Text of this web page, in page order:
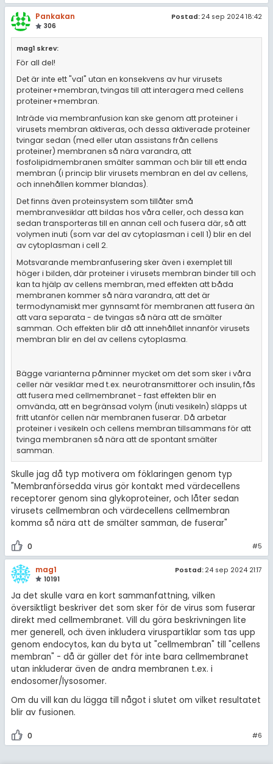
Pankakan
306
Postad: 24 sep 2024 18:42
mag1 skrev:
För all del!
Det är inte ett "val" utan en konsekvens av hur virusets
proteiner+membran, tvingas till att interagera med cellens
proteiner+membran.
Inträde via membranfusion kan ske genom att proteiner i
virusets membran aktiveras, och dessa aktiverade proteiner
tvingar sedan (med eller utan assistans från cellens
proteiner) membranen så nära varandra, att
fosfolipidmembranen smälter samman och blir till ett enda
membran (i princip blir virusets membran en del av cellens,
och innehållen kommer blandas).
Det finns även proteinsystem som tillåter små
membranvesiklar att bildas hos våra celler, och dessa kan
sedan transporteras till en annan cell och fusera där, så att
volymen inuti (som var del av cytoplasman i cell 1) blir en del
av cytoplasman i cell 2.
Motsvarande membranfusering sker även i exemplet till
höger i bilden, där proteiner i virusets membran binder till och
kan ta hjälp av cellens membran, med effekten att båda
membranen kommer så nära varandra, att det är
termodynamiskt mer gynnsamt för membranen att fusera än
att vara separata - de tvingas så nära att de smälter
samman. Och effekten blir då att innehållet innanför virusets
membran blir en del av cellens cytoplasma.
Bägge varianterna påminner mycket om det som sker i våra
celler när vesiklar med t.ex. neurotransmittorer och insulin, fås
att fusera med cellmembranet - fast effekten blir en
omvända, att en begränsad volym (inuti vesikeln) släpps ut
fritt utanför cellen när membranen fuserar. Då arbetar
proteiner i vesikeln och cellens membran tillsammans för att
tvinga membranen så nära att de spontant smälter
samman.
Skulle jag då typ motivera om föklaringen genom typ
"Membranförsedda virus gör kontakt med värdecellens
receptorer genom sina glykoproteiner, och låter sedan
virusets cellmembran och värdecellens cellmembran
komma så nära att de smälter samman, de fuserar"
0 #5
mag1
10191
Postad: 24 sep 2024 21:17
Ja det skulle vara en kort sammanfattning, vilken
översiktligt beskriver det som sker för de virus som fuserar
direkt med cellmembranet. Vill du göra beskrivningen lite
mer generell, och även inkludera viruspartiklar som tas upp
genom endocytos, kan du byta ut "cellmembran" till "cellens
membran" - då är gäller det för inte bara cellmembranet
utan inkluderar även de andra membranen t.ex. i
endosomer/lysosomer.
Om du vill kan du lägga till något i slutet om vilket resultatet
blir av fusionen.
0 #6